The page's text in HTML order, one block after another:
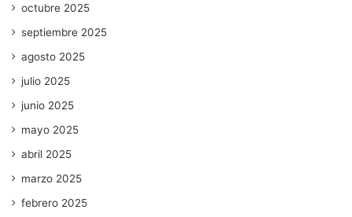
octubre 2025
septiembre 2025
agosto 2025
julio 2025
junio 2025
mayo 2025
abril 2025
marzo 2025
febrero 2025